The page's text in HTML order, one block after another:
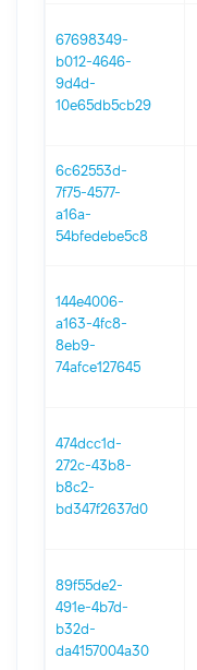
67698349-
b012-4646-
9d4d-
10e65db5cb29
6c62553d-
7f75-4577-
a16a-
54bfedebe5c8
144e4006-
a163-4fc8-
8eb9-
74afce127645
474dcc1d-
272c-43b8-
b8c2-
bd347f2637d0
89f55de2-
491e-4b7d-
b32d-
da4157004a30